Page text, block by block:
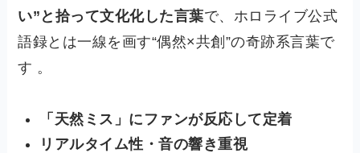
い”と拾って文化化した言葉で、ホロライブ公式
語録とは一線を画す“偶然×共創”の奇跡系言葉で
す 。
「天然ミス」にファンが反応して定着
リアルタイム性・音の響き重視